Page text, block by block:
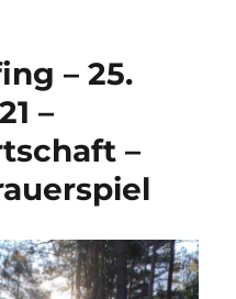
– 25.
–
–